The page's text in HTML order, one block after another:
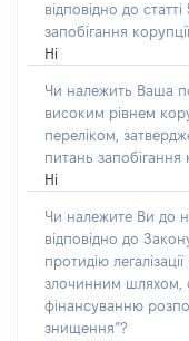
відповідно до
запобігання
Ні
Чи належить Ваша
високим рівнем
переліком,
питань запобігання
Ні
Чи належите Ви до
відповідно до
протидію
злочинним шляхом,
фінансуванню
знищення”?